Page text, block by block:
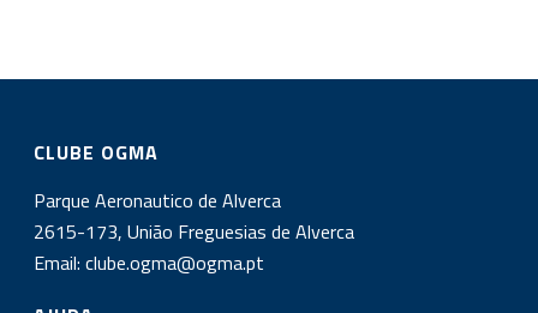
CLUBE OGMA
Parque Aeronautico de Alverca
2615-173, União Freguesias de Alverca
Email:clube.ogma@ogma.pt